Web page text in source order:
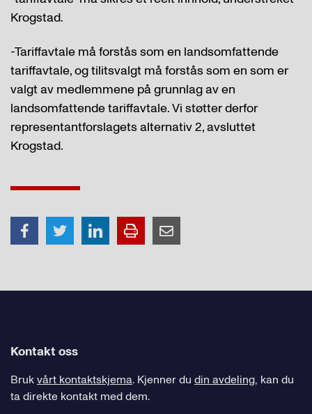
Krogstad.
-Tariffavtale må forstås som en landsomfattende
tariffavtale, og tilitsvalgt må forstås som en som er
valgt av medlemmene på grunnlag av en
landsomfattende tariffavtale. Vi støtter derfor
representantforslagets alternativ 2, avsluttet
Krogstad.
Kontakt oss
Brukvårt kontaktskjema. Kjenner du din avdeling, kan du
ta direkte kontakt med dem.